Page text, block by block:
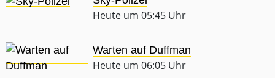
Heute um 05:45 Uhr
Warten auf Duffman
Heute um 06:05 Uhr